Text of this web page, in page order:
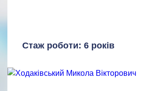
Стаж роботи: 6 років